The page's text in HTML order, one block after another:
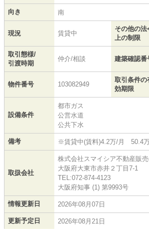
向き 南
現況 賃貸中
その他の法
上の制限
取引態様/
引渡時期
仲介/相談 建築確認番
物件番号 103082949
取引条件の
効期限
設備条件
都市ガス
公営水道
公共下水
備考 ※賃貸中(賃料)4.2万/月 50.4
取扱会社
株式会社スマイシア不動産販
大阪府大東市赤井２丁目7-1
TEL:072-874-4123
大阪府知事 (1) 第9993号
情報更新日 2026年08月07日
更新予定日 2026年08月21日